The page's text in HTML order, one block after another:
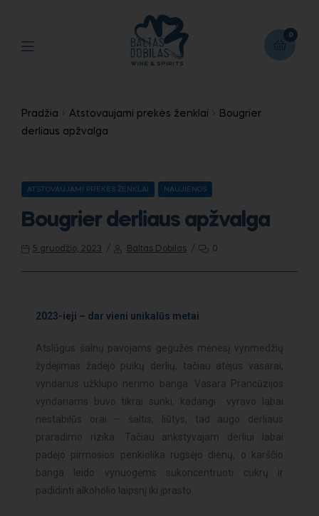
0
Pradžia Atstovaujami prekės ženklai
Bougrier
derliaus apžvalga
ATSTOVAUJAMI PREKĖS ŽENKLAI NAUJIENOS
Bougrier derliaus apžvalga
5 gruodžio, 2023 Baltas Dobilas 0
2023-ieji – dar vieni unikalūs metai
Atslūgus šalnų pavojams gegužės mėnesį vynmedžių
žydėjimas žadėjo puikų derlių, tačiau atėjus vasarai,
vyndarius užklupo nerimo banga. Vasara Prancūzijos
vyndariams buvo tikrai sunki, kadangi vyravo labai
nestabilūs orai – šaltis, liūtys, tad augo derliaus
praradimo rizika. Tačiau ankstyvajam derliui labai
padėjo pirmosios penkiolika rugsėjo dienų, o karščio
banga leido vynuogėms sukoncentruoti cukrų ir
padidinti alkoholio laipsnį iki įprasto.